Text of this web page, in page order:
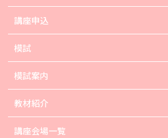
講座申込
模試
模試案内
教材紹介
講座会場一覧